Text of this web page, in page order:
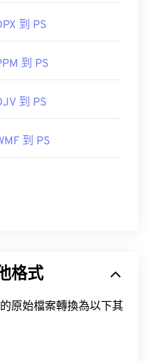
到 PS
到 PS
到 PS
到 PS
格式
原始檔案轉換為以下其